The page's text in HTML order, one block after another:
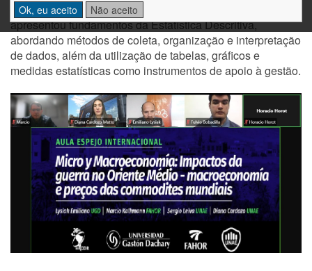
Ok, eu aceito
Não aceito
Na sequência, o professor Juan Manuel Benítez
apresentou fundamentos da Estatística Descritiva,
abordando métodos de coleta, organização e interpretação
de dados, além da utilização de tabelas, gráficos e
medidas estatísticas como instrumentos de apoio à gestão.